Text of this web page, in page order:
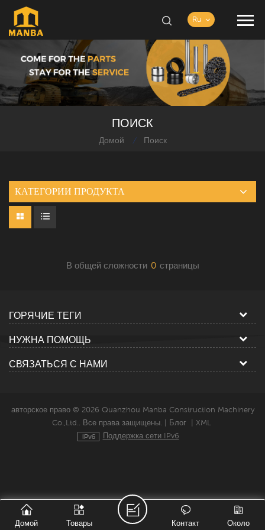
Ru
ПОИСК
Домой / Поиск
КАТЕГОРИИ ПРОДУКТА
В общей сложности 0 страницы
ГОРЯЧИЕ ТЕГИ
НУЖНА ПОМОЩЬ
СВЯЗАТЬСЯ С НАМИ
авторское право © 2026 Quanzhou Manba Construction Machinery
Co.,Ltd.. Все права защищены. |
Блог
XML
Поддержка сети IPv6
Домой Товары Около
Контакт